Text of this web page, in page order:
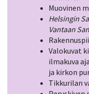
Muovinen
Helsingin
Vantaan
Valokuvat
ilmakuva
ja kirkon
Tikkurilan